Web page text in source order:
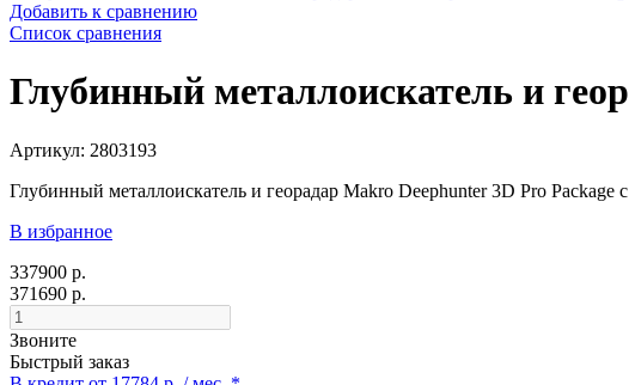
Добавить к сравнению
Список сравнения
Глубинный металлоискатель и
Артикул: 2803193
Глубинный металлоискатель и георадар Makro Deephunter 3D Pro Package
В избранное
337900 р.
371690 р.
Звоните
Быстрый заказ